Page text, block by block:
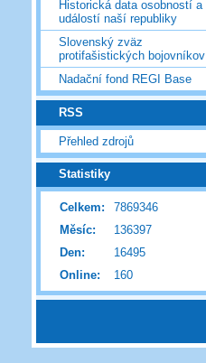
Historická data osobností a
událostí naší republiky
Slovenský zväz
protifašistických bojovníkov
Nadační fond REGI Base
RSS
Přehled zdrojů
Statistiky
Online: 160
Celkem:
7869346
Měsíc:
136397
Den:
16495